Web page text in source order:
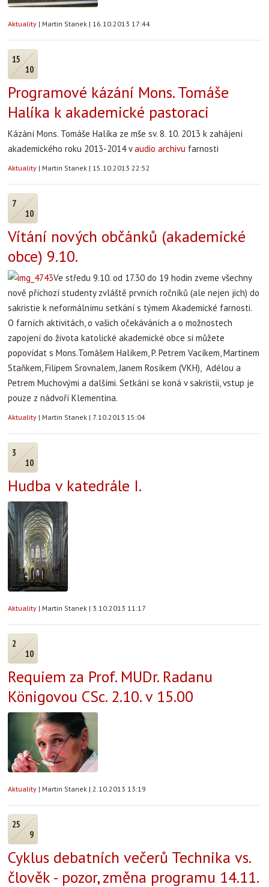
Aktuality | Martin Stanek | 16.10.2013 17:44
15
10
Programové kázání Mons. Tomáše
Halíka k akademické pastoraci
Kázání Mons. Tomáše Halíka ze mše sv. 8. 10. 2013 k zahájení
akademického roku 2013-2014 vaudio archivu farnosti
Aktuality | Martin Stanek | 15.10.2013 22:52
7
10
Vítání nových občánků (akademické
obce) 9.10.
Ve středu 9.10. od 17.30 do 19 hodin zveme všechny
nově příchozí studenty zvláště prvních ročníků (ale nejen jich) do
sakristie k neformálnímu setkání s týmem Akademické farnosti.
O farních aktivitách, o vašich očekáváních a o možnostech
zapojení do života katolické akademické obce si můžete
popovídat s Mons.Tomášem Halíkem, P. Petrem Vacíkem, Martinem
Staňkem, Filipem Srovnalem, Janem Rosíkem (VKH), Adélou a
Petrem Muchovými a dalšími. Setkání se koná v sakristii, vstup je
pouze z nádvoří Klementina.
Aktuality | Martin Stanek | 7.10.2013 15:04
3
10
Hudba v katedrále I.
Aktuality | Martin Stanek | 3.10.2013 11:17
2
10
Requiem za Prof. MUDr. Radanu
Königovou CSc. 2.10. v 15.00
Aktuality | Martin Stanek | 2.10.2013 13:19
25
9
Cyklus debatních večerů Technika vs.
člověk - pozor, změna programu 14.11.